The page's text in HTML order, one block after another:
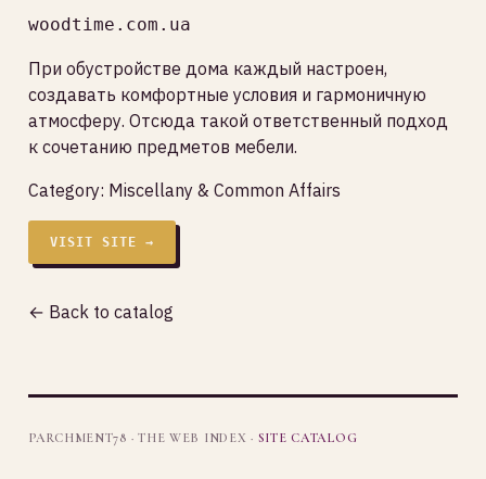
woodtime.com.ua
При обустройстве дома каждый настроен,
создавать комфортные условия и гармоничную
атмосферу. Отсюда такой ответственный подход
к сочетанию предметов мебели.
Category: Miscellany & Common Affairs
VISIT SITE →
← Back to catalog
PARCHMENT78 · THE WEB INDEX · SITE CATALOG